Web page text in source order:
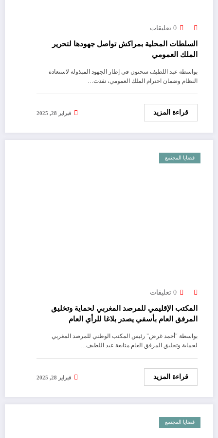
0 تعليقات
السلطات المحلية بمراكش تواصل جهودها لتحرير
الملك العمومي
بواسطة عبد اللطيف سحنون في إطار الجهود المبذولة لاستعادة
النظام وضمان احترام الملك العمومي، نفذت…
قراءة المزيد فبراير 28, 2025
قضايا المجتمع
0 تعليقات
المكتب الإقليمي للمرصد المغربي لحماية وتخليق
المرفق العام بأسفي يصدر بلاغا للرأي العام
بواسطة "أحمد غرض" رئيس المكتب الوطني للمرصد المغربي
لحماية وتخليق المرفق العام متابعة عبد اللطيف…
قراءة المزيد فبراير 28, 2025
قضايا المجتمع